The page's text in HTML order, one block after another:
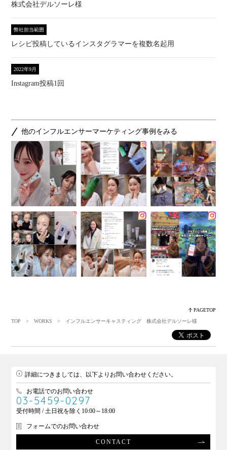
株式会社デルソーレ様
弊社担当範囲
レシピ投稿しているインスタグラマーを複数名起用
2022年9月
Instagram投稿1回
他のインフルエンサーマーケティング事例をみる
PAGETOP
TOP
>WORKS > インフルエンサーキャスティング 株式会社デルソーレ様
詳細につきましては、以下よりお問い合わせください。
お電話でのお問い合わせ
03-5459-0297
受付時間 / 土日祝を除く10:00～18:00
フォームでのお問い合わせ
CONTACT